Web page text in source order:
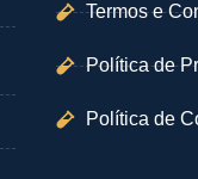
Termos e
Política de
Política de